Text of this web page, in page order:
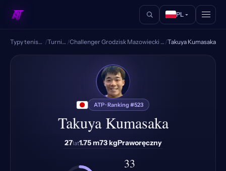
PL
Typy tenisowe / Turnieje / Challenger Grodzisk Mazowiecki Poland /Takuya Kumasaka
TK
ATP · Ranking #523
Takuya Kumasaka
27lat1.75 m73 kgPraworęczny
33